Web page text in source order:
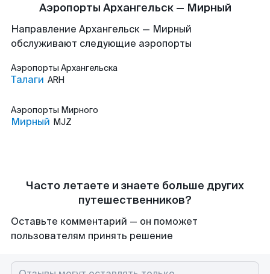
Аэропорты Архангельск — Мирный
Направление Архангельск — Мирный
обслуживают следующие аэропорты
Аэропорты Архангельска
Талаги ARH
Аэропорты Мирного
Мирный MJZ
Часто летаете и знаете больше других
путешественников?
Оставьте комментарий — он поможет
пользователям принять решение